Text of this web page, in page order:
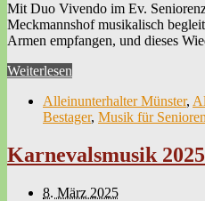
Mit Duo Vivendo im Ev.
Meckmannshof musikalisch
Armen empfangen, und dieses
Weiterlesen
Alleinunterhalter Münster,
Bestager, Musik für
Karnevalsmusik 2025
8. März 2025